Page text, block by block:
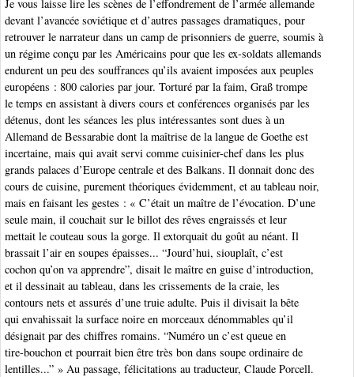
Je vous laisse lire les scènes de l’effondrement de l’armée allemande
devant l’avancée soviétique et d’autres passages dramatiques, pour
retrouver le narrateur dans un camp de prisonniers de guerre, soumis à
un régime conçu par les Américains pour que les ex-soldats allemands
endurent un peu des souffrances qu’ils avaient imposées aux peuples
européens : 800 calories par jour. Torturé par la faim, Graß trompe
le temps en assistant à divers cours et conférences organisés par les
détenus, dont les séances les plus intéressantes sont dues à un
Allemand de Bessarabie dont la maîtrise de la langue de Goethe est
incertaine, mais qui avait servi comme cuisinier-chef dans les plus
grands palaces d’Europe centrale et des Balkans. Il donnait donc des
cours de cuisine, purement théoriques évidemment, et au tableau noir,
mais en faisant les gestes : « C’était un maître de l’évocation. D’une
seule main, il couchait sur le billot des rêves engraissés et leur
mettait le couteau sous la gorge. Il extorquait du goût au néant. Il
brassait l’air en soupes épaisses... “Jourd’hui, siouplaît, c’est
cochon qu’on va apprendre”, disait le maître en guise d’introduction,
et il dessinait au tableau, dans les crissements de la craie, les
contours nets et assurés d’une truie adulte. Puis il divisait la bête
qui envahissait la surface noire en morceaux dénommables qu’il
désignait par des chiffres romains. “Numéro un c’est queue en
tire-bouchon et pourrait bien être très bon dans soupe ordinaire de
lentilles...” » Au passage, félicitations au traducteur, Claude Porcell.